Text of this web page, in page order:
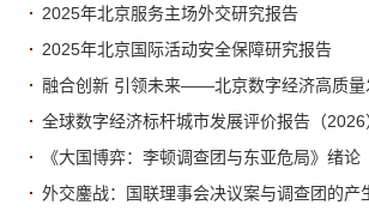
2025年北京服务主场外交研究报告
2025年北京国际活动安全保障研究报告
全球数字经济标杆城市发展评价报告（2026
《大国博弈：李顿调查团与东亚危局》绪论
外交鏖战：国联理事会决议案与调查团的产